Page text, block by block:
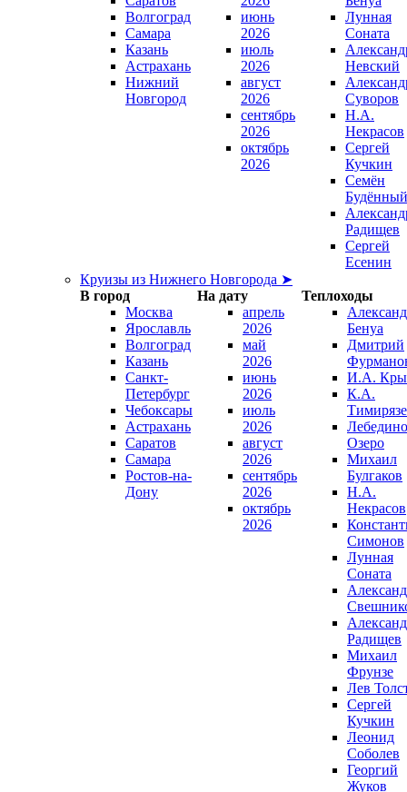
Волгоград
Самара
Казань
Астрахань
Нижний
Новгород
июнь
2026
июль
2026
август
2026
сентябрь
2026
октябрь
2026
Лунная
Соната
Невский
Суворов
Н.А.
Некрасов
Сергей
Кучкин
Семён
Будённый
Радищев
Сергей
Есенин
Круизы из Нижнего Новгорода ➤
В город
На дату
Теплоходы
Москва
Ярославль
Волгоград
Казань
Санкт-
Петербург
Чебоксары
Астрахань
Саратов
Самара
Ростов-на-
Дону
апрель
2026
май
2026
июнь
2026
июль
2026
август
2026
сентябрь
2026
октябрь
2026
Бенуа
Дмитрий
И.А.
К.А.
Озеро
Михаил
Булгаков
Н.А.
Некрасов
Симонов
Лунная
Соната
Радищев
Михаил
Фрунзе
Лев
Сергей
Кучкин
Леонид
Соболев
Георгий
Жуков